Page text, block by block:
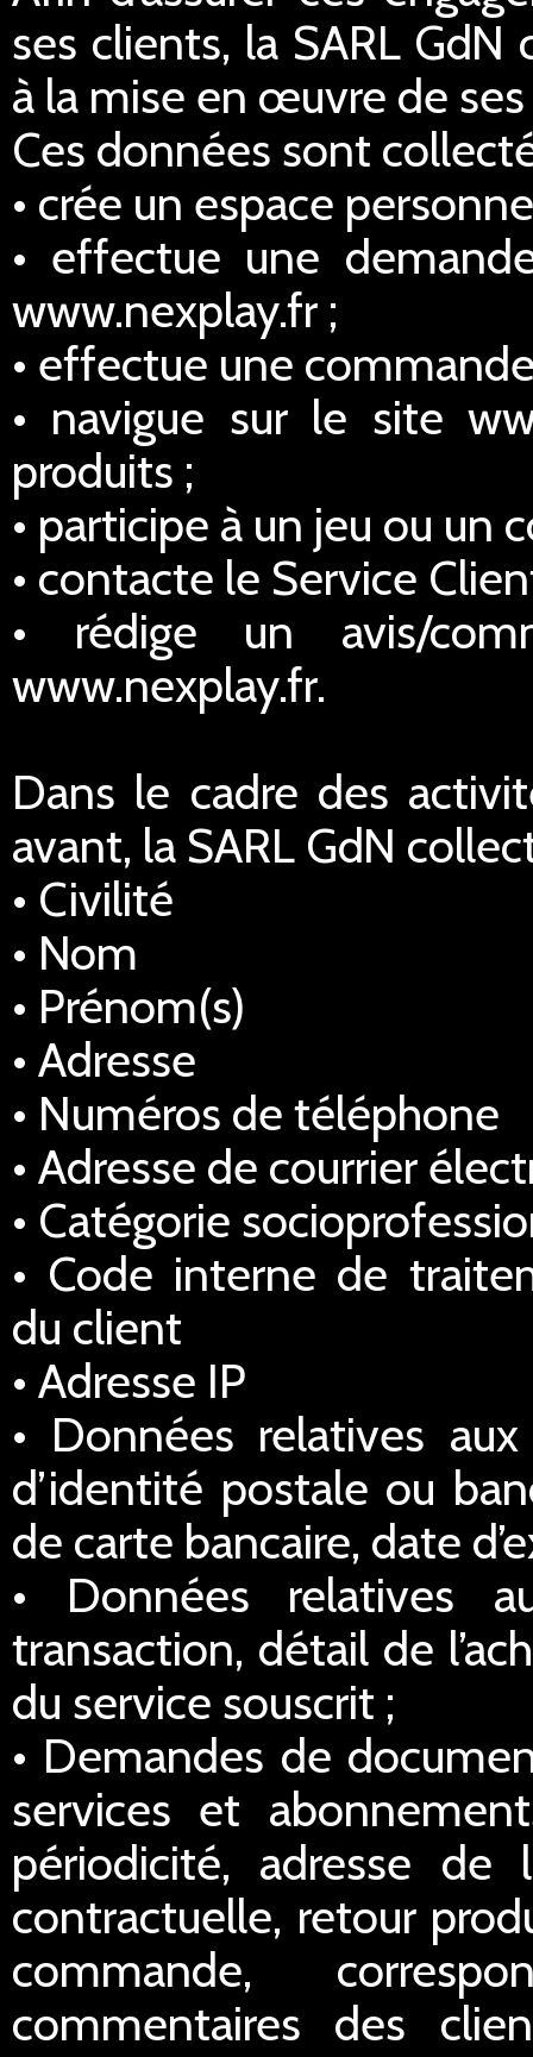
ses clients, la SARL
à la mise en œuvre de
Ces données sont
• crée un espace
• effectue une
www.nexplay.fr ;
• effectue une
• navigue sur le site
produits ;
• participe à un jeu ou un
• contacte le Service
• rédige un avis/
www.nexplay.fr.
Dans le cadre des
avant, la SARL GdN
• Civilité
• Nom
• Prénom(s)
• Adresse
• Numéros de téléphone
• Adresse de courrier
• Catégorie
• Code interne de
du client
• Adresse IP
• Données relatives
d’identité postale ou
de carte bancaire, date
• Données relatives
transaction, détail de
du service souscrit ;
• Demandes de
services et
périodicité, adresse de
contractuelle, retour
commande,
commentaires des